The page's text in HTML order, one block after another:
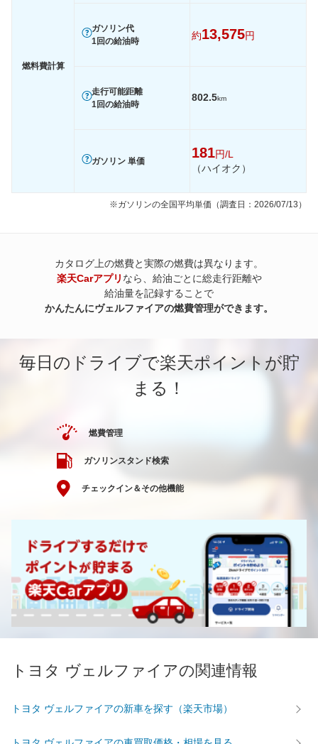
燃料費計算
ガソリン代
1回の給油時
約13,575円
走行可能距離
1回の給油時
802.5km
ガソリン 単価
181円/L
（ハイオク）
※ガソリンの全国平均単価（調査日：2026/07/13）
カタログ上の燃費と実際の燃費は異なります。
楽天Carアプリ なら、給油ごとに総走行距離や
給油量を記録することで
かんたんにヴェルファイアの燃費管理ができます。
毎日のドライブで楽天ポイントが貯
まる！
燃費管理
ガソリンスタンド検索
チェックイン＆その他機能
トヨタ ヴェルファイアの関連情報
トヨタ ヴェルファイアの新車を探す（楽天市場）